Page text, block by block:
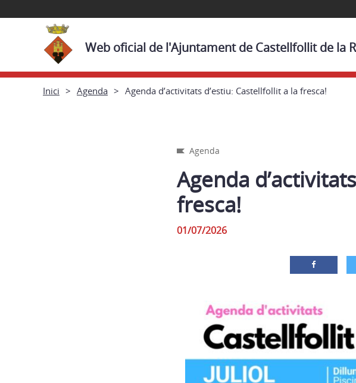
Web oficial de l'Ajuntament de Castellfollit de la
Inici Agenda Agenda d’activitats d’estiu: Castellfollit a la fresca!
Agenda
Agenda
fresca!
01/07/2026